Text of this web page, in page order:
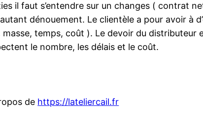
il faut s’entendre sur un changes ( contrat
dénouement. Le clientèle a pour avoir à
temps, coût ). Le devoir du
le nombre, les délais et le coût.
de https://lateliercail.fr